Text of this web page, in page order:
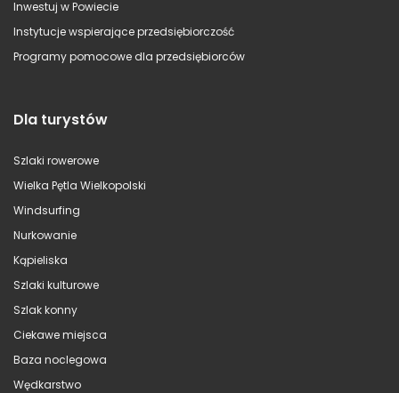
Inwestuj w Powiecie
Instytucje wspierające przedsiębiorczość
Programy pomocowe dla przedsiębiorców
Dla turystów
Szlaki rowerowe
Wielka Pętla Wielkopolski
Windsurfing
Nurkowanie
Kąpieliska
Szlaki kulturowe
Szlak konny
Ciekawe miejsca
Baza noclegowa
Wędkarstwo